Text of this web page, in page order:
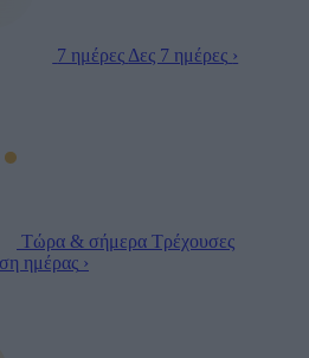
7 ημέρες Δες 7 ημέρες ›
Τώρα & σήμερα Τρέχουσες
ημέρας ›